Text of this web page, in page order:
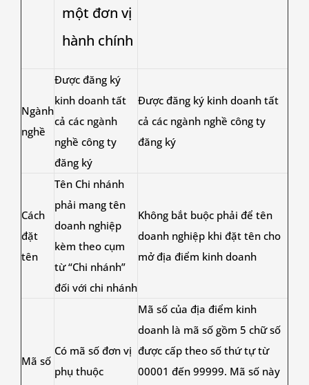
một đơn vị
hành chính
Ngành
nghề
Được đăng ký
kinh doanh tất
cả các ngành
nghề công ty
đăng ký
Được đăng ký kinh doanh tất
cả các ngành nghề công ty
đăng ký
Cách
đặt
tên
Tên Chi nhánh
phải mang tên
doanh nghiệp
kèm theo cụm
từ “Chi nhánh”
đối với chi nhánh
Không bắt buộc phải để tên
doanh nghiệp khi đặt tên cho
mở địa điểm kinh doanh
Mã số
Có mã số đơn vị
phụ thuộc
Mã số của địa điểm kinh
doanh là mã số gồm 5 chữ số
được cấp theo số thứ tự từ
00001 đến 99999. Mã số này